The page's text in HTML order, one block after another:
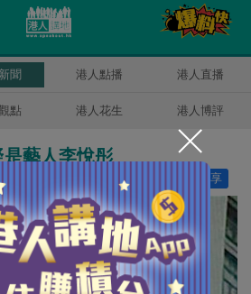
聞 港人點播 港人直播
點 港人花生 港人博評
藝人李悅彤
分享